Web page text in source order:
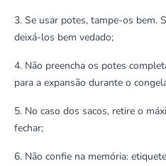
3. Se usar potes, tampe-os bem.
deixá-los bem vedado;
4. Não preencha os potes
para a expansão durante o
5. No caso dos sacos, retire o
fechar;
6. Não confie na memória: